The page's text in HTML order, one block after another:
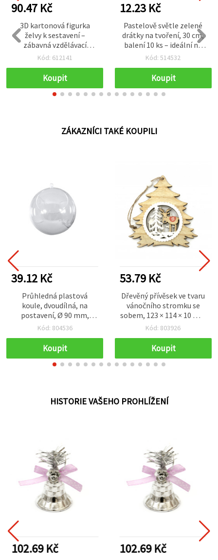
90.47 Kč
3D kartonová figurka
želvy k sestavení –
zábavná vzdělávací
kreativní sada pro děti,
modeláře
Kód: 612141
Koupit
12.23 Kč
Pastelově světle zelené
drátky na tvoření, 30 cm,
balení 10 ks – ideální na
čerstvé květinové
kreativní projekty a
elegantní DIY dekorace
Kód: 514532
Koupit
ZÁKAZNÍCI TAKÉ KOUPILI
39.12 Kč
Průhledná plastová
koule, dvoudílná, na
postavení, Ø 90 mm,
otvor 45 mm
Kód: 804536
Koupit
53.79 Kč
Dřevěný přívěsek ve tvaru
vánočního stromku se
sobem, 123 × 114 × 10 mm
— sváteční vánoční
domácí dekoraci
Kód: 803926
Koupit
HISTORIE VAŠEHO PROHLÍŽENÍ
102.69 Kč 102.69 Kč